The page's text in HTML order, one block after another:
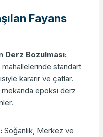
Fayans
Derz Bozulması:
mahallelerinde standart
kararır ve çatlar.
mekanda epoksi derz
Soğanlık, Merkez ve